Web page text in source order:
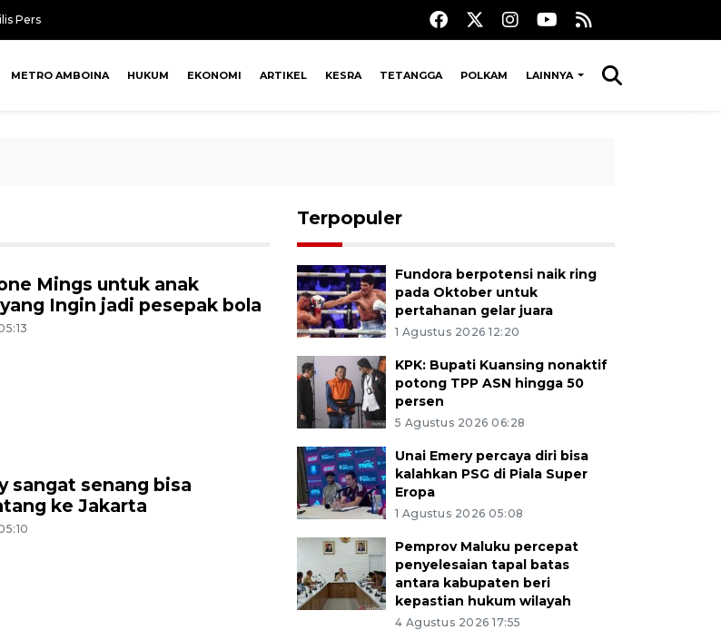
Pers
METRO AMBOINA HUKUM EKONOMI ARTIKEL KESRA TETANGGA POLKAM LAINNYA
Mings untuk anak
Ingin jadi pesepak bola
sangat senang bisa
ke Jakarta
Terpopuler
Fundora berpotensi naik ring
pada Oktober untuk
pertahanan gelar juara
1 Agustus 2026 12:20
KPK: Bupati Kuansing nonaktif
potong TPP ASN hingga 50
persen
5 Agustus 2026 06:28
Unai Emery percaya diri bisa
kalahkan PSG di Piala Super
Eropa
1 Agustus 2026 05:08
Pemprov Maluku percepat
penyelesaian tapal batas
antara kabupaten beri
kepastian hukum wilayah
4 Agustus 2026 17:55